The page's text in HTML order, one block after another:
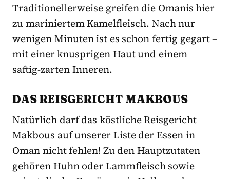
Traditionellerweise greifen die Omanis hier
zu mariniertem Kamelfleisch. Nach nur
wenigen Minuten ist es schon fertig gegart –
mit einer knusprigen Haut und einem
saftig-zarten Inneren.
DAS REISGERICHT MAKBOUS
Natürlich darf das köstliche Reisgericht
Makbous auf unserer Liste der Essen in
Oman nicht fehlen! Zu den Hauptzutaten
gehören Huhn oder Lammfleisch sowie